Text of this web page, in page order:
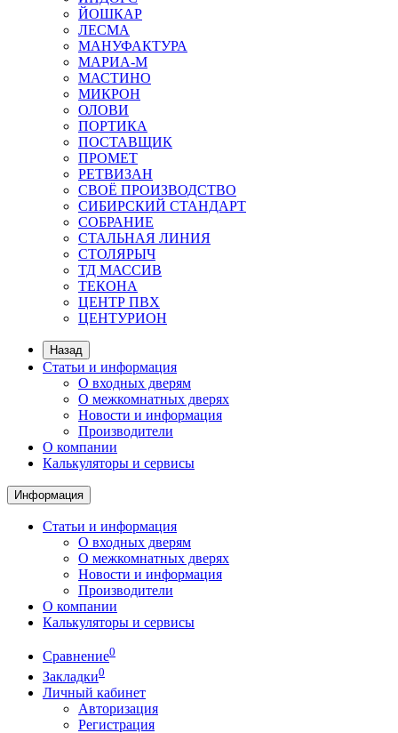
ЙОШКАР
ЛЕСМА
МАНУФАКТУРА
МАРИА-М
МАСТИНО
МИКРОН
ОЛОВИ
ПОРТИКА
ПОСТАВЩИК
ПРОМЕТ
РЕТВИЗАН
СВОЁ ПРОИЗВОДСТВО
СИБИРСКИЙ СТАНДАРТ
СОБРАНИЕ
СТАЛЬНАЯ ЛИНИЯ
СТОЛЯРЫЧ
ТД МАССИВ
ТЕКОНА
ЦЕНТР ПВХ
ЦЕНТУРИОН
Назад
Статьи и информация
О входных дверям
О межкомнатных дверях
Новости и информация
Производители
О компании
Калькуляторы и сервисы
Информация
Статьи и информация
О входных дверям
О межкомнатных дверях
Новости и информация
Производители
О компании
Калькуляторы и сервисы
Сравнение0
Закладки0
Личный кабинет
Авторизация
Регистрация